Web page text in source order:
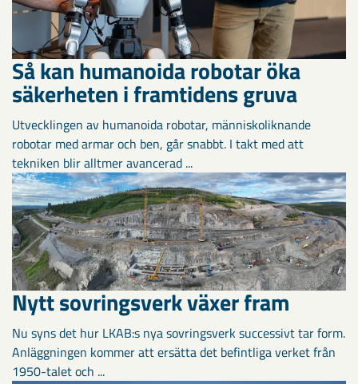
Så kan humanoida robotar öka
säkerheten i framtidens gruva
Utvecklingen av humanoida robotar, människoliknande
robotar med armar och ben, går snabbt. I takt med att
tekniken blir alltmer avancerad ...
Nytt sovringsverk växer fram
Nu syns det hur LKAB:s nya sovringsverk successivt tar form.
Anläggningen kommer att ersätta det befintliga verket från
1950-talet och ...